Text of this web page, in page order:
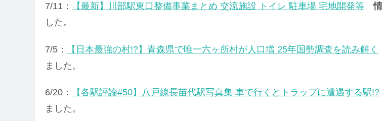
7/11： 【最新】川部駅東口整備事業まとめ 交流施設 トイレ 駐車場 宅地開発等
した。
7/5： 【日本最強の村!?】青森県で唯一六ヶ所村が人口増 25年国勢調査を読み解く
ました。
6/20： 【各駅評論#50】八戸線長苗代駅写真集 車で行くとトラップに遭遇する駅!?
ました。